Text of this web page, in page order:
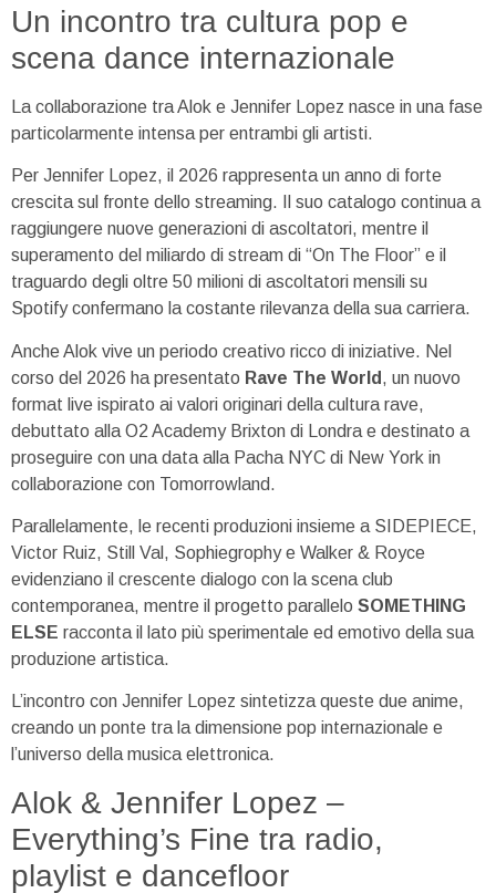
Un incontro tra cultura pop e
scena dance internazionale
La collaborazione tra Alok e Jennifer Lopez nasce in una fase
particolarmente intensa per entrambi gli artisti.
Per Jennifer Lopez, il 2026 rappresenta un anno di forte
crescita sul fronte dello streaming. Il suo catalogo continua a
raggiungere nuove generazioni di ascoltatori, mentre il
superamento del miliardo di stream di “On The Floor” e il
traguardo degli oltre 50 milioni di ascoltatori mensili su
Spotify confermano la costante rilevanza della sua carriera.
Anche Alok vive un periodo creativo ricco di iniziative. Nel
corso del 2026 ha presentato Rave The World , un nuovo
format live ispirato ai valori originari della cultura rave,
debuttato alla O2 Academy Brixton di Londra e destinato a
proseguire con una data alla Pacha NYC di New York in
collaborazione con Tomorrowland.
Parallelamente, le recenti produzioni insieme a SIDEPIECE,
Victor Ruiz, Still Val, Sophiegrophy e Walker & Royce
evidenziano il crescente dialogo con la scena club
contemporanea, mentre il progetto parallelo SOMETHING
ELSE racconta il lato più sperimentale ed emotivo della sua
produzione artistica.
L’incontro con Jennifer Lopez sintetizza queste due anime,
creando un ponte tra la dimensione pop internazionale e
l’universo della musica elettronica.
Alok & Jennifer Lopez –
Everything’s Fine tra radio,
playlist e dancefloor